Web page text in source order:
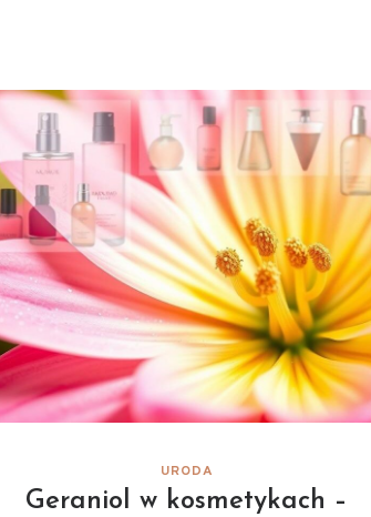
URODA
Geraniol w kosmetykach –